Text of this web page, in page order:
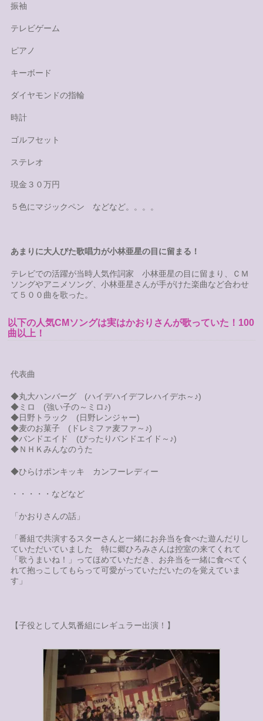
振袖
テレビゲーム
ピアノ
キーボード
ダイヤモンドの指輪
時計
ゴルフセット
ステレオ
現金３０万円
５色にマジックペン などなど。。。。
あまりに大人びた歌唱力が小林亜星の目に留まる！
テレビでの活躍が当時人気作詞家 小林亜星の目に留まり、ＣＭ
ソングやアニメソング、小林亜星さんが手がけた楽曲など合わせ
て５００曲を歌った。
以下の人気CMソングは実はかおりさんが歌っていた！100
曲以上！
代表曲
◆丸大ハンバーグ (ハイデハイデフレハイデホ～♪)
◆ミロ (強い子の～ミロ♪)
◆日野トラック (日野レンジャー)
◆麦のお菓子 (ドレミファ麦ファ～♪)
◆バンドエイド (ぴったりバンドエイド～♪)
◆ＮＨＫみんなのうた
◆ひらけポンキッキ カンフーレディー
・・・・・などなど
「かおりさんの話」
「番組で共演するスターさんと一緒にお弁当を食べた遊んだりし
ていただいていました 特に郷ひろみさんは控室の来てくれて
「歌うまいね！」ってほめていただき、お弁当を一緒に食べてく
れて抱っこしてもらって可愛がっていただいたのを覚えていま
す」
【子役として人気番組にレギュラー出演！】